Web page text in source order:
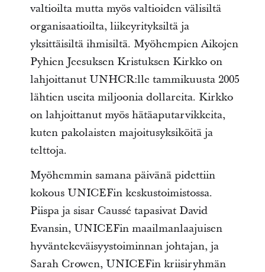
valtioilta mutta myös valtioiden välisiltä
organisaatioilta, liikeyrityksiltä ja
yksittäisiltä ihmisiltä. Myöhempien Aikojen
Pyhien Jeesuksen Kristuksen Kirkko on
lahjoittanut UNHCR:lle tammikuusta 2005
lähtien useita miljoonia dollareita. Kirkko
on lahjoittanut myös hätäaputarvikkeita,
kuten pakolaisten majoitusyksiköitä ja
telttoja.
Myöhemmin samana päivänä pidettiin
kokous UNICEFin keskustoimistossa.
Piispa ja sisar Caussé tapasivat David
Evansin, UNICEFin maailmanlaajuisen
hyväntekeväisyystoiminnan johtajan, ja
Sarah Crowen, UNICEFin kriisiryhmän